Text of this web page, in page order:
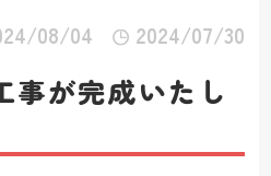
08/04
2024/07/30
事が完成いたし